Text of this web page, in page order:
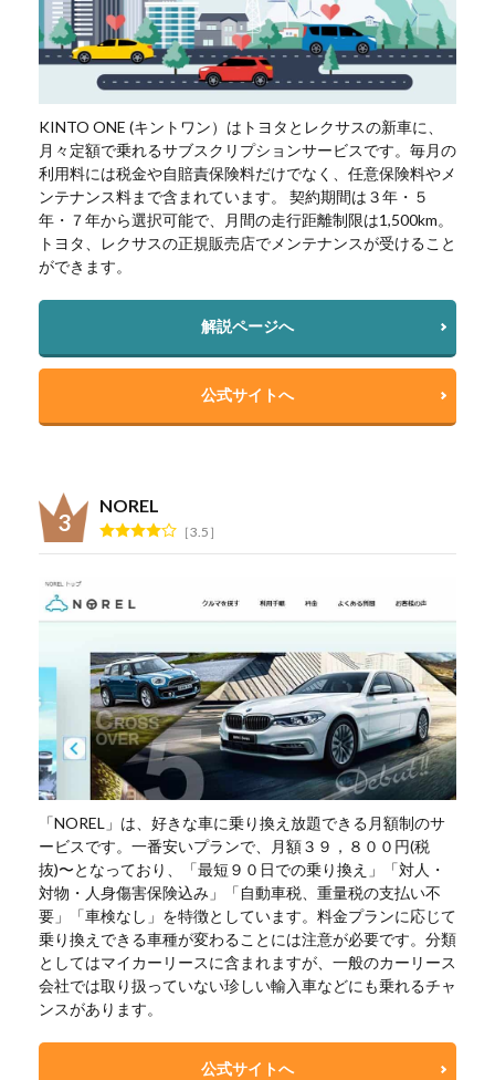
KINTO ONE (キントワン）はトヨタとレクサスの新車に、
月々定額で乗れるサブスクリプションサービスです。毎月の
利用料には税金や自賠責保険料だけでなく、任意保険料やメ
ンテナンス料まで含まれています。 契約期間は３年・５
年・７年から選択可能で、月間の走行距離制限は1,500km。
トヨタ、レクサスの正規販売店でメンテナンスが受けること
ができます。
解説ページへ
公式サイトへ
NOREL
3.5
「NOREL」は、好きな車に乗り換え放題できる月額制のサ
ービスです。一番安いプランで、月額３９，８００円(税
抜)〜となっており、「最短９０日での乗り換え」「対人・
対物・人身傷害保険込み」「自動車税、重量税の支払い不
要」「車検なし」を特徴としています。料金プランに応じて
乗り換えできる車種が変わることには注意が必要です。分類
としてはマイカーリースに含まれますが、一般のカーリース
会社では取り扱っていない珍しい輸入車などにも乗れるチャ
ンスがあります。
公式サイトへ